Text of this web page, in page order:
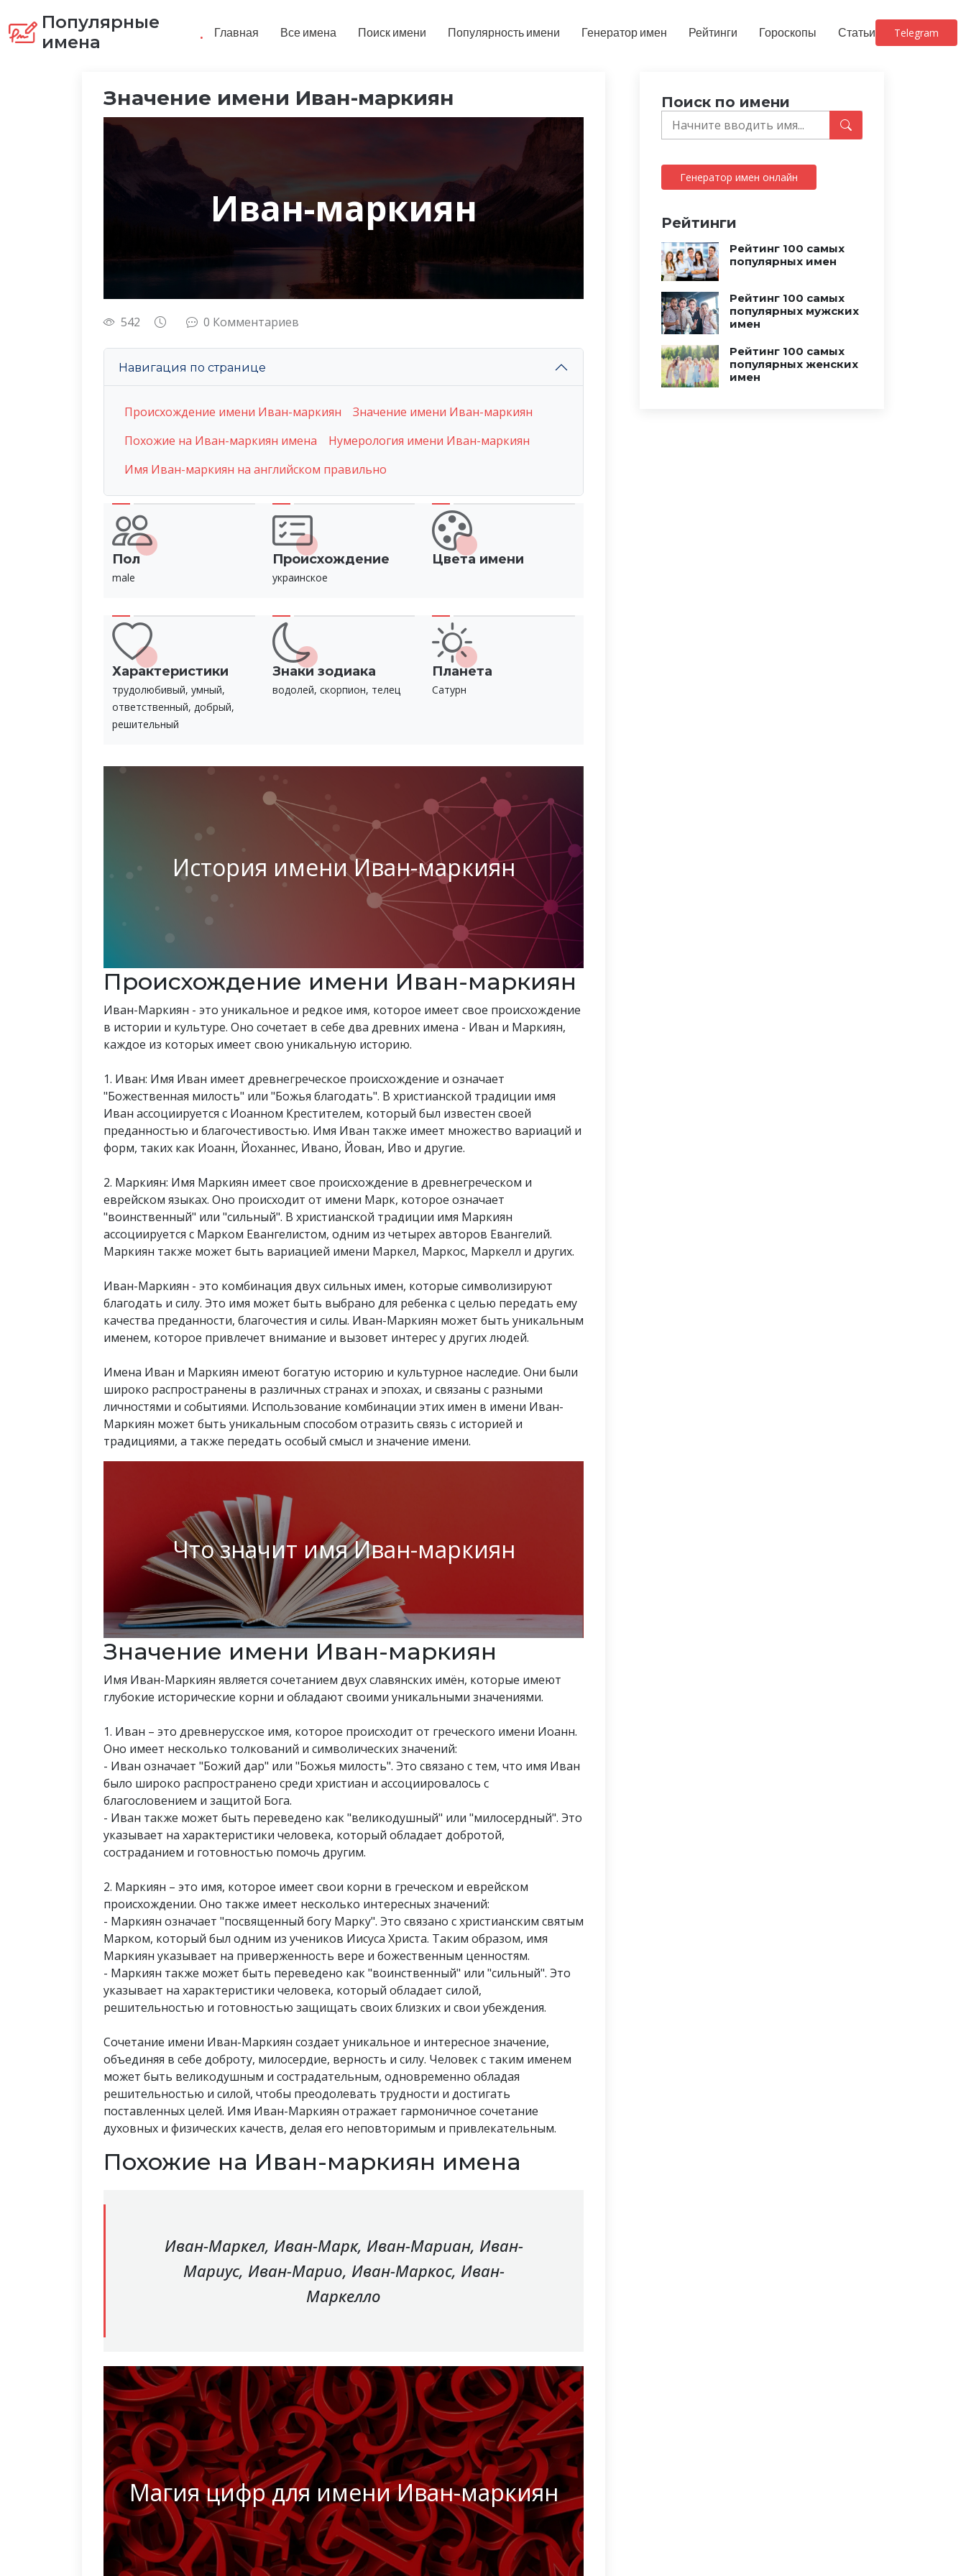
Популярные
имена
. Главная Все имена Поиск имени Популярность имени Генератор имен Рейтинги Гороскопы Статьи Telegram
Значение имени Иван-маркиян
Иван-маркиян
542 0 Комментариев
Навигация по странице
Происхождение имени Иван-маркиян
Значение имени Иван-маркиян
Похожие на Иван-маркиян имена
Нумерология имени Иван-маркиян
Имя Иван-маркиян на английском правильно
Пол
male
Происхождение
украинское
Цвета имени
Характеристики
трудолюбивый, умный,
ответственный, добрый,
решительный
Знаки зодиака
водолей, скорпион, телец
Планета
Сатурн
История имени Иван-маркиян
Происхождение имени Иван-маркиян
Иван-Маркиян - это уникальное и редкое имя, которое имеет свое происхождение
в истории и культуре. Оно сочетает в себе два древних имена - Иван и Маркиян,
каждое из которых имеет свою уникальную историю.
1. Иван: Имя Иван имеет древнегреческое происхождение и означает
"Божественная милость" или "Божья благодать". В христианской традиции имя
Иван ассоциируется с Иоанном Крестителем, который был известен своей
преданностью и благочестивостью. Имя Иван также имеет множество вариаций и
форм, таких как Иоанн, Йоханнес, Ивано, Йован, Иво и другие.
2. Маркиян: Имя Маркиян имеет свое происхождение в древнегреческом и
еврейском языках. Оно происходит от имени Марк, которое означает
"воинственный" или "сильный". В христианской традиции имя Маркиян
ассоциируется с Марком Евангелистом, одним из четырех авторов Евангелий.
Маркиян также может быть вариацией имени Маркел, Маркос, Маркелл и других.
Иван-Маркиян - это комбинация двух сильных имен, которые символизируют
благодать и силу. Это имя может быть выбрано для ребенка с целью передать ему
качества преданности, благочестия и силы. Иван-Маркиян может быть уникальным
именем, которое привлечет внимание и вызовет интерес у других людей.
Имена Иван и Маркиян имеют богатую историю и культурное наследие. Они были
широко распространены в различных странах и эпохах, и связаны с разными
личностями и событиями. Использование комбинации этих имен в имени Иван-
Маркиян может быть уникальным способом отразить связь с историей и
традициями, а также передать особый смысл и значение имени.
Что значит имя Иван-маркиян
Значение имени Иван-маркиян
Имя Иван-Маркиян является сочетанием двух славянских имён, которые имеют
глубокие исторические корни и обладают своими уникальными значениями.
1. Иван – это древнерусское имя, которое происходит от греческого имени Иоанн.
Оно имеет несколько толкований и символических значений:
- Иван означает "Божий дар" или "Божья милость". Это связано с тем, что имя Иван
было широко распространено среди христиан и ассоциировалось с
благословением и защитой Бога.
- Иван также может быть переведено как "великодушный" или "милосердный". Это
указывает на характеристики человека, который обладает добротой,
состраданием и готовностью помочь другим.
2. Маркиян – это имя, которое имеет свои корни в греческом и еврейском
происхождении. Оно также имеет несколько интересных значений:
- Маркиян означает "посвященный богу Марку". Это связано с христианским святым
Марком, который был одним из учеников Иисуса Христа. Таким образом, имя
Маркиян указывает на приверженность вере и божественным ценностям.
- Маркиян также может быть переведено как "воинственный" или "сильный". Это
указывает на характеристики человека, который обладает силой,
решительностью и готовностью защищать своих близких и свои убеждения.
Сочетание имени Иван-Маркиян создает уникальное и интересное значение,
объединяя в себе доброту, милосердие, верность и силу. Человек с таким именем
может быть великодушным и сострадательным, одновременно обладая
решительностью и силой, чтобы преодолевать трудности и достигать
поставленных целей. Имя Иван-Маркиян отражает гармоничное сочетание
духовных и физических качеств, делая его неповторимым и привлекательным.
Похожие на Иван-маркиян имена
Иван-Маркел, Иван-Марк, Иван-Мариан, Иван-
Мариус, Иван-Марио, Иван-Маркос, Иван-
Маркелло
Магия цифр для имени Иван-маркиян
Поиск по имени
Генератор имен онлайн
Рейтинги
Рейтинг 100 самых
популярных имен
Рейтинг 100 самых
популярных мужских
имен
Рейтинг 100 самых
популярных женских
имен